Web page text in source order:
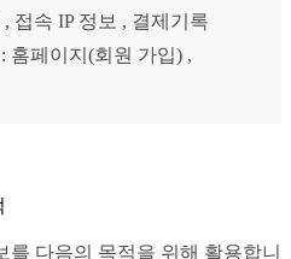
접속 IP 정보 , 결제기록
홈페이지(회원 가입) ,
를 다음의 목적을 위해 활용합니